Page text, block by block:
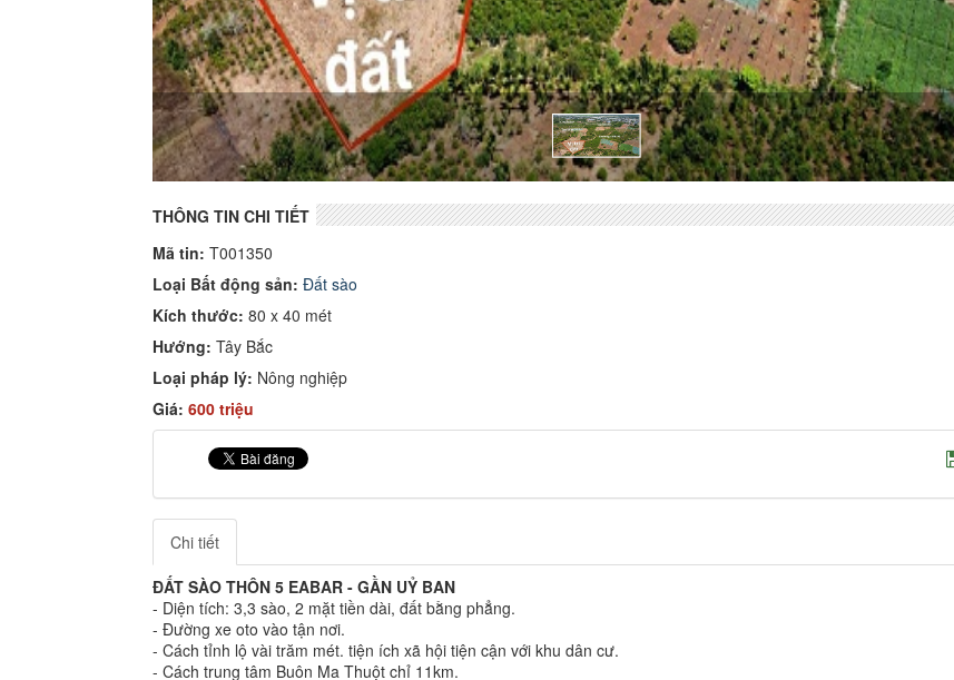
THÔNG TIN CHI TIẾT
Mã tin: T001350
Loại Bất động sản: Đất sào
Kích thước: 80 x 40 mét
Hướng: Tây Bắc
Loại pháp lý: Nông nghiệp
Giá: 600 triệu
Chi tiết
ĐẤT SÀO THÔN 5 EABAR - GẦN UỶ BAN
- Diện tích: 3,3 sào, 2 mặt tiền dài, đất bằng phẳng.
- Đường xe oto vào tận nơi.
- Cách tỉnh lộ vài trăm mét. tiện ích xã hội tiện cận với khu dân cư.
- Cách trung tâm Buôn Ma Thuột chỉ 11km.